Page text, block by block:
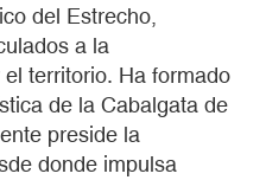
del Estrecho,
a la
territorio. Ha formado
de la Cabalgata de
preside la
donde impulsa